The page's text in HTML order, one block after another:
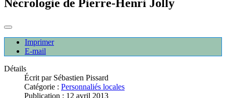
Nécrologie de Pierre-Henri Jolly
Imprimer
E-mail
Détails
Écrit par Sébastien Pissard
Catégorie : Personnaliés locales
Publication : 12 avril 2013